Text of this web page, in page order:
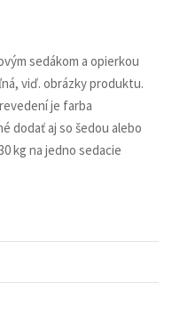
sedákom a opierkou
viď. obrázky produktu.
je farba
dodať aj so šedou alebo
kg na jedno sedacie